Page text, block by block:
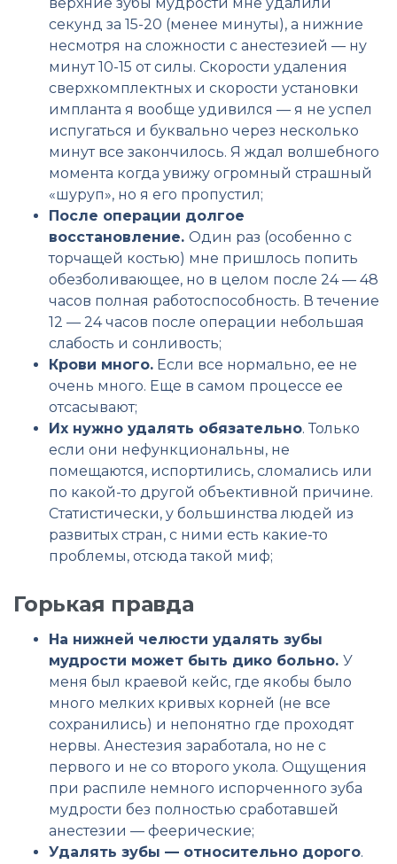
секунд за 15-20 (менее минуты), а нижние
несмотря на сложности с анестезией — ну
минут 10-15 от силы. Скорости удаления
сверхкомплектных и скорости установки
импланта я вообще удивился — я не успел
испугаться и буквально через несколько
минут все закончилось. Я ждал волшебного
момента когда увижу огромный страшный
«шуруп», но я его пропустил;
После операции долгое
восстановление. Один раз (особенно с
торчащей костью) мне пришлось попить
обезболивающее, но в целом после 24 — 48
часов полная работоспособность. В течение
12 — 24 часов после операции небольшая
слабость и сонливость;
Крови много. Если все нормально, ее не
очень много. Еще в самом процессе ее
отсасывают;
Их нужно удалять обязательно. Только
если они нефункциональны, не
помещаются, испортились, сломались или
по какой-то другой объективной причине.
Статистически, у большинства людей из
развитых стран, с ними есть какие-то
проблемы, отсюда такой миф;
Горькая правда
На нижней челюсти удалять зубы
мудрости может быть дико больно. У
меня был краевой кейс, где якобы было
много мелких кривых корней (не все
сохранились) и непонятно где проходят
нервы. Анестезия заработала, но не с
первого и не со второго укола. Ощущения
при распиле немного испорченного зуба
мудрости без полностью сработавшей
анестезии — феерические;
Удалять зубы — относительно дорого.